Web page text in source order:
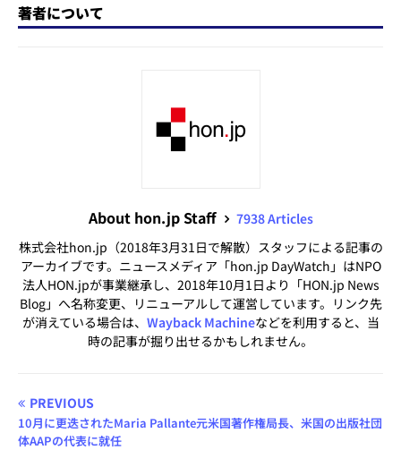
著者について
About hon.jp Staff
7938 Articles
株式会社hon.jp（2018年3月31日で解散）スタッフによる記事の
アーカイブです。ニュースメディア「hon.jp DayWatch」はNPO
法人HON.jpが事業継承し、2018年10月1日より「HON.jp News
Blog」へ名称変更、リニューアルして運営しています。リンク先
が消えている場合は、 Wayback Machineなどを利用すると、当
時の記事が掘り出せるかもしれません。
PREVIOUS
10月に更迭されたMaria Pallante元米国著作権局長、米国の出版社団
体AAPの代表に就任